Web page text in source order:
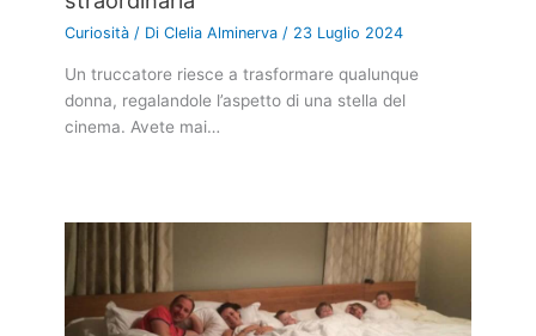
Curiosità / DiClelia Alminerva / 23 Luglio 2024
Un truccatore riesce a trasformare qualunque
donna, regalandole l’aspetto di una stella del
cinema. Avete mai…